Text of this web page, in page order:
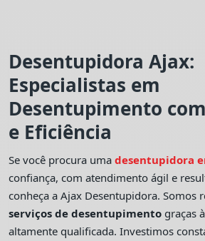
Desentupidora Ajax:
Especialistas em
Desentupimento
e Eficiência
Se você procura umadesentupidora
confiança, com atendimento ágil e
conheça a Ajax Desentupidora. Somos
serviços de desentupimento graças
altamente qualificada. Investimos